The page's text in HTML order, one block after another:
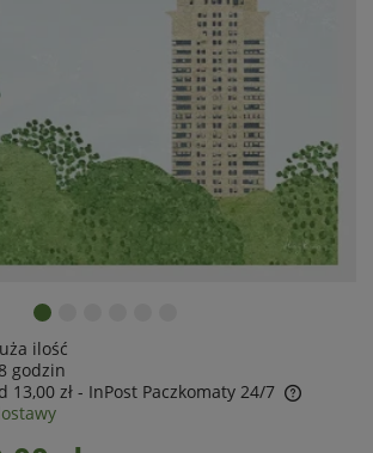
ilość
godzin
13,00 zł - InPost Paczkomaty 24/7